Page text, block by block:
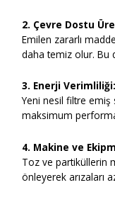
2. Çevre Dostu
Emilen zararlı
daha temiz olur. Bu
3. Enerji Verimliliği:
Yeni nesil filtre
maksimum
4. Makine ve
Toz ve partiküllerin
önleyerek arızaları